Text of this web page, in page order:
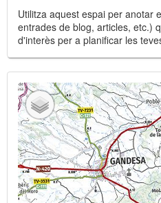
Utilitza aquest espai per anotar
entrades de blog, articles, etc.)
d'interès per a planificar les